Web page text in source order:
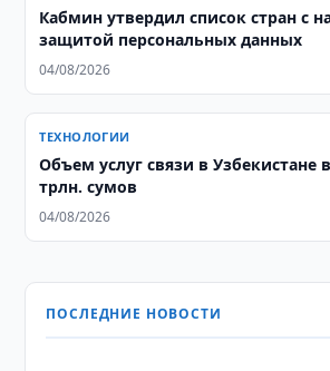
Кабмин утвердил список стран с
защитой персональных данных
04/08/2026
ТЕХНОЛОГИИ
Объем услуг связи в Узбекистане
трлн. сумов
04/08/2026
ПОСЛЕДНИЕ НОВОСТИ